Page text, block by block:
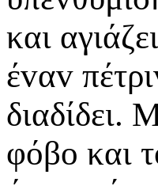
και
έvαv
διαδίδει.
φόβo και